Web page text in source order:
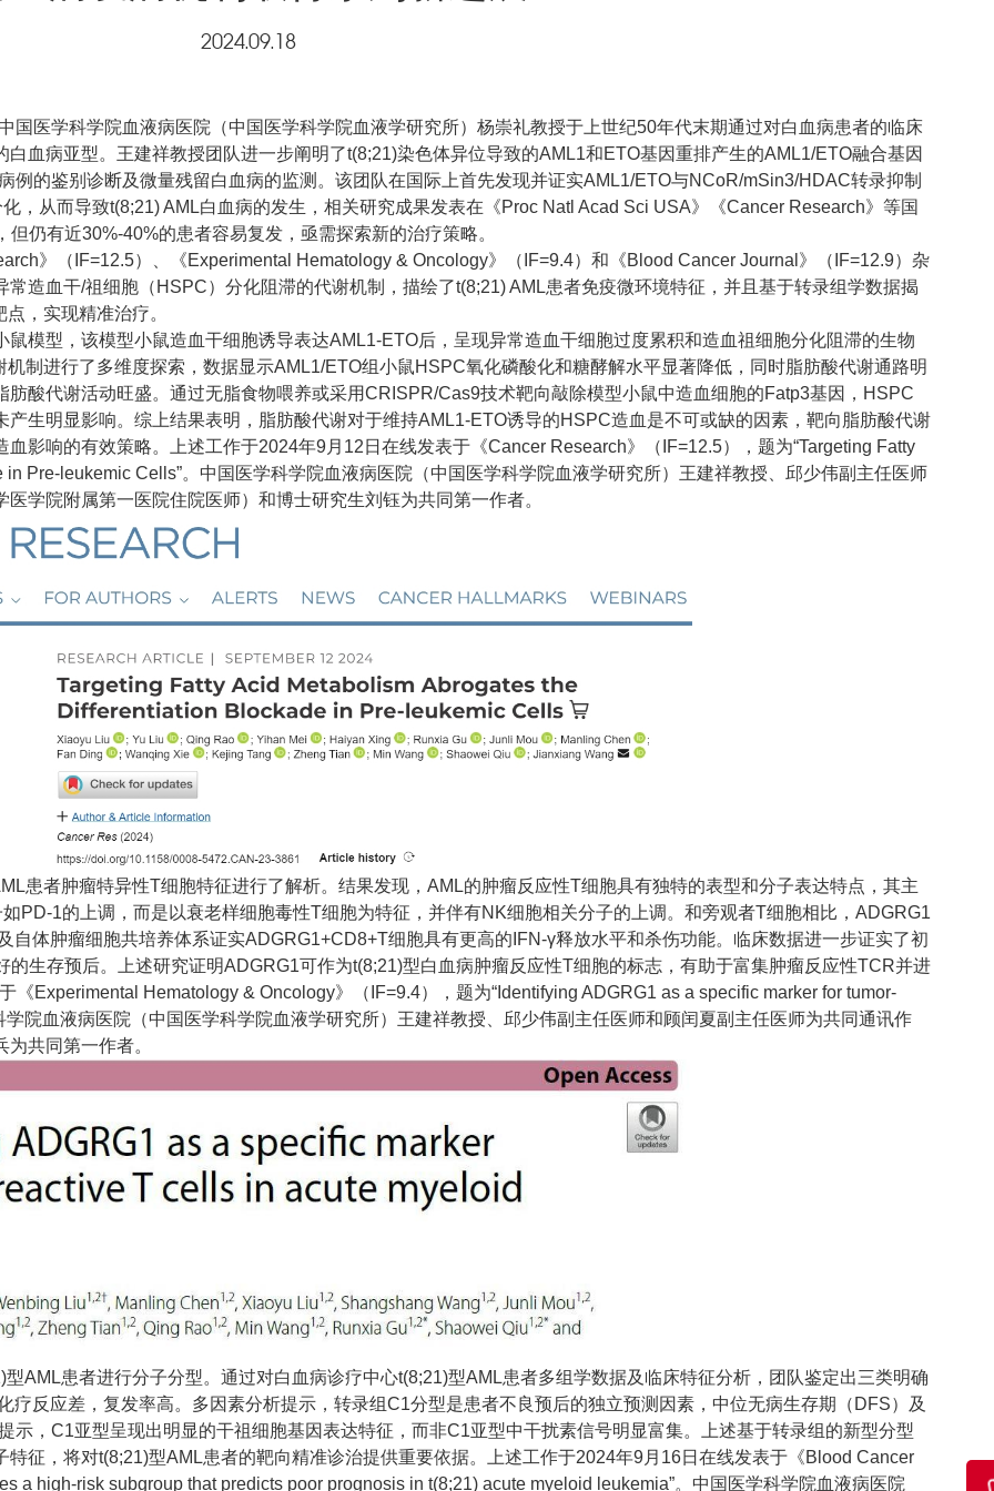
2024.09.18
国医学科学院血液病医院（中国医学科学院血液学研究所）杨崇礼教授于上世纪50年代末期通过对白血病患者的临床
血病亚型。王建祥教授团队进一步阐明了t(8;21)染色体异位导致的AML1和ETO基因重排产生的AML1/ETO融合基因
例的鉴别诊断及微量残留白血病的监测。该团队在国际上首先发现并证实AML1/ETO与NCoR/mSin3/HDAC转录抑制
，从而导致t(8;21) AML白血病的发生，相关研究成果发表在《Proc Natl Acad Sci USA》《Cancer Research》等国
仍有近30%-40%的患者容易复发，亟需探索新的治疗策略。
》（IF=12.5）、《Experimental Hematology & Oncology》（IF=9.4）和《Blood Cancer Journal》（IF=12.9）杂
造血干/祖细胞（HSPC）分化阻滞的代谢机制，描绘了t(8;21) AML患者免疫微环境特征，并且基于转录组学数据揭
，实现精准治疗。
模型，该模型小鼠造血干细胞诱导表达AML1-ETO后，呈现异常造血干细胞过度累积和造血祖细胞分化阻滞的生物
制进行了多维度探索，数据显示AML1/ETO组小鼠HSPC氧化磷酸化和糖酵解水平显著降低，同时脂肪酸代谢通路明
酸代谢活动旺盛。通过无脂食物喂养或采用CRISPR/Cas9技术靶向敲除模型小鼠中造血细胞的Fatp3基因，HSPC
生明显影响。综上结果表明，脂肪酸代谢对于维持AML1-ETO诱导的HSPC造血是不可或缺的因素，靶向脂肪酸代谢
影响的有效策略。上述工作于2024年9月12日在线发表于《Cancer Research》（IF=12.5），题为“Targeting Fatty
Pre-leukemic Cells”。中国医学科学院血液病医院（中国医学科学院血液学研究所）王建祥教授、邱少伟副主任医师
学院附属第一医院住院医师）和博士研究生刘钰为共同第一作者。
患者肿瘤特异性T细胞特征进行了解析。结果发现，AML的肿瘤反应性T细胞具有独特的表型和分子表达特点，其主
PD-1的上调，而是以衰老样细胞毒性T细胞为特征，并伴有NK细胞相关分子的上调。和旁观者T细胞相比，ADGRG1
体肿瘤细胞共培养体系证实ADGRG1+CD8+T细胞具有更高的IFN-γ释放水平和杀伤功能。临床数据进一步证实了初
生存预后。上述研究证明ADGRG1可作为t(8;21)型白血病肿瘤反应性T细胞的标志，有助于富集肿瘤反应性TCR并进
Experimental Hematology & Oncology》（IF=9.4），题为“Identifying ADGRG1 as a specific marker for tumor-
院血液病医院（中国医学科学院血液学研究所）王建祥教授、邱少伟副主任医师和顾闰夏副主任医师为共同通讯作
共同第一作者。
AML患者进行分子分型。通过对白血病诊疗中心t(8;21)型AML患者多组学数据及临床特征分析，团队鉴定出三类明确
反应差，复发率高。多因素分析提示，转录组C1分型是患者不良预后的独立预测因素，中位无病生存期（DFS）及
示，C1亚型呈现出明显的干祖细胞基因表达特征，而非C1亚型中干扰素信号明显富集。上述基于转录组的新型分型
征，将对t(8;21)型AML患者的靶向精准诊治提供重要依据。上述工作于2024年9月16日在线发表于《Blood Cancer
a high-risk subgroup that predicts poor prognosis in t(8;21) acute myeloid leukemia”。中国医学科学院血液病医院